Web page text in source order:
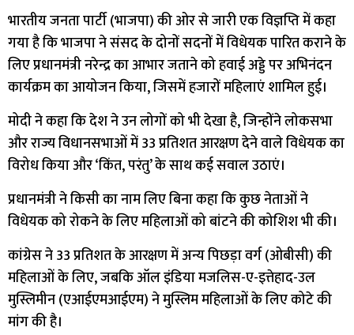
भारतीय जनता पार्टी (भाजपा) की ओर से जारी एक विज्ञप्ति में कहा
गया है कि भाजपा ने संसद के दोनों सदनों में विधेयक पारित कराने के
लिए प्रधानमंत्री नरेन्द्र का आभार जताने को हवाई अड्डे पर अभिनंदन
कार्यक्रम का आयोजन किया, जिसमें हजारों महिलाएं शामिल हुई।
मोदी ने कहा कि देश ने उन लोगों को भी देखा है, जिन्होंने लोकसभा
और राज्य विधानसभाओं में 33 प्रतिशत आरक्षण देने वाले विधेयक का
विरोध किया और ‘किंत, परंतु’ के साथ कई सवाल उठाएं।
प्रधानमंत्री ने किसी का नाम लिए बिना कहा कि कुछ नेताओं ने
विधेयक को रोकने के लिए महिलाओं को बांटने की कोशिश भी की।
कांग्रेस ने 33 प्रतिशत के आरक्षण में अन्य पिछड़ा वर्ग (ओबीसी) की
महिलाओं के लिए, जबकि ऑल इंडिया मजलिस-ए-इत्तेहाद-उल
मुस्लिमीन (एआईएमआईएम) ने मुस्लिम महिलाओं के लिए कोटे की
मांग की है।